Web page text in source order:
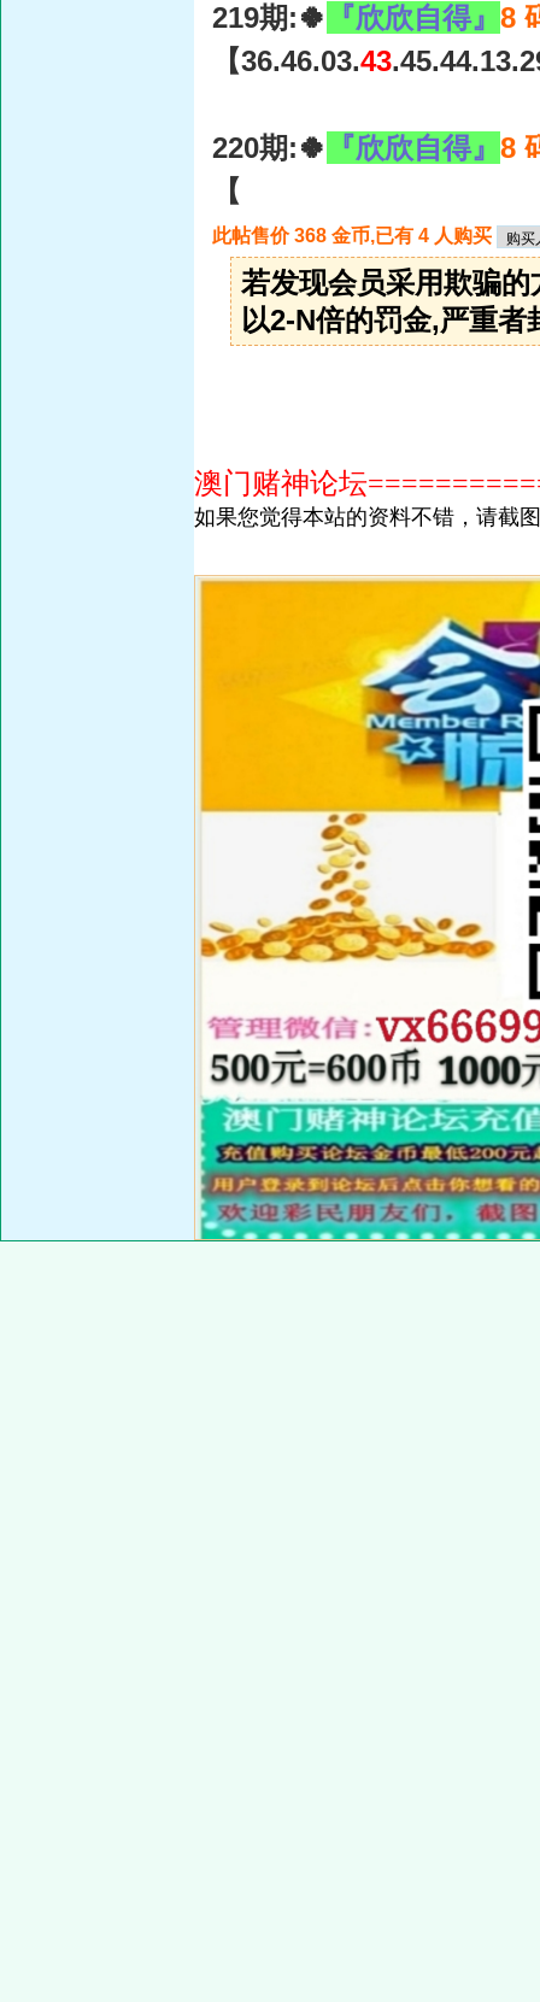
219期:🍀
『欣欣自得』 8
【36.46.03.43
220期:🍀 『欣欣自得』 8
【
此帖售价 368 金币,已有 4 人购买
若发现会员采用欺骗
以2-N倍的罚金,严重者
澳门赌神论坛
如果您觉得本站的资料不错，请截